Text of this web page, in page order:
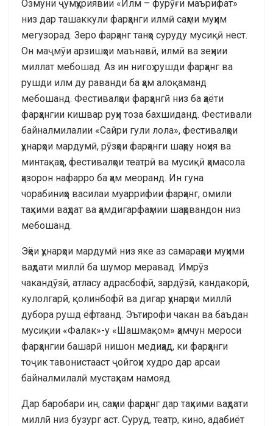
Озмуни ҷумҳуриявии «Илм – фурӯғи маърифат»
низ дар ташаккули фарҳанги илмӣ саҳми муҳим
мегузорад. Зеро фарҳанг танҳо суруду мусиқӣ нест.
Он маҷмӯи арзишҳои маънавӣ, илмӣ ва зеҳнии
миллат мебошад. Аз ин нигоҳ рушди фарҳанг ва
рушди илм ду раванди ба ҳам алоқаманд
мебошанд. Фестивалҳои фарҳангӣ низ ба ҳаёти
фарҳангии кишвар руҳи тоза бахшиданд. Фестивали
байналмилалии «Сайри гули лола», фестивалҳои
ҳунарҳои мардумӣ, рӯзҳои фарҳанги шаҳру ноҳия ва
минтақаҳо, фестивалҳои театрӣ ва мусиқӣ ҳамасола
ҳазорон нафарро ба ҳам меоранд. Ин гуна
чорабиниҳо василаи муаррифии фарҳанг, омили
таҳкими ваҳдат ва ҳамдигарфаҳмии шаҳрвандон низ
мебошанд.
Эҳёи ҳунарҳои мардумӣ низ яке аз самараҳои муҳими
ваҳдати миллӣ ба шумор меравад. Имрӯз
чакандӯзӣ, атласу адрасбофӣ, зардӯзӣ, кандакорӣ,
кулолгарӣ, қолинбофӣ ва дигар ҳунарҳои миллӣ
дубора рушд ёфтаанд. Эътирофи чакан ва баъдан
мусиқии «Фалак»-у «Шашмақом» ҳамчун мероси
фарҳангии башарӣ нишон медиҳад, ки фарҳанги
тоҷик тавонистааст ҷойгоҳи худро дар арсаи
байналмилалӣ мустаҳкам намояд.
Дар баробари ин, саҳми фарҳанг дар таҳкими ваҳдати
миллӣ низ бузург аст. Суруд, театр, кино, адабиёт